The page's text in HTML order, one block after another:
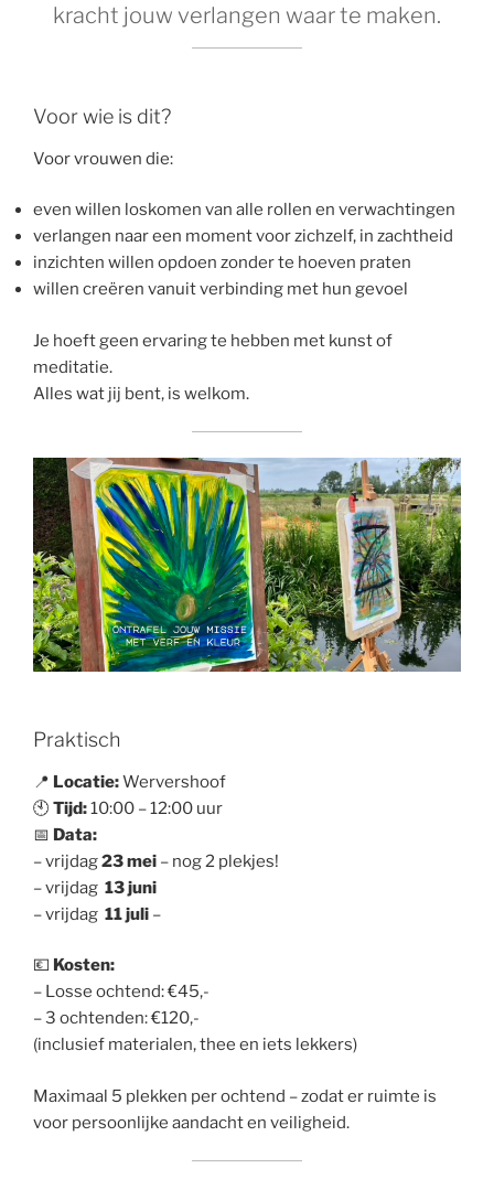
kracht jouw verlangen waar te maken.
Voor wie is dit?
Voor vrouwen die:
even willen loskomen van alle rollen en verwachtingen
verlangen naar een moment voor zichzelf, in zachtheid
inzichten willen opdoen zonder te hoeven praten
willen creëren vanuit verbinding met hun gevoel
Je hoeft geen ervaring te hebben met kunst of
meditatie.
Alles wat jij bent, is welkom.
Praktisch
📍 Locatie:Wervershoof
🕙 Tijd:10:00 – 12:00 uur
📅 Data:
– vrijdag23 mei – nog 2 plekjes!
– vrijdag 13 juni
– vrijdag 11 juli –
💶 Kosten:
– Losse ochtend: €45,-
– 3 ochtenden: €120,-
(inclusief materialen, thee en iets lekkers)
Maximaal 5 plekken per ochtend – zodat er ruimte is
voor persoonlijke aandacht en veiligheid.